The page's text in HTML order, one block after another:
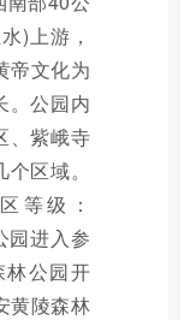
)上游，
帝文化为
。公园内
、紫峨寺
区域。
等级：
园进入参
林公园开
黄陵森林